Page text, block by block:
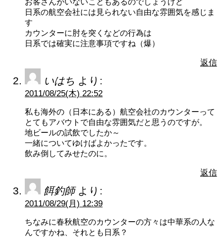
お客さんがいないこともあるのでしょうけど
日系の航空会社には見られない自由な雰囲気を感じま
す
カウンターに肘を突くなどの行為は
日系では確実に注意事項ですね（爆）
返信
いはち より:
2011/08/25(木) 22:52
私も海外の（日本にある）航空会社のカウンターって
とてもアバウトで自由な雰囲気だと思うのですが。
地ビールの試飲でしたか～
一緒についてゆけばよかったです。
飲み倒してみせたのに。
返信
餌釣師 より:
2011/08/29(月) 12:39
ちなみに春秋航空のカウンターの方々は中華系の人な
んですかね、それとも日系？